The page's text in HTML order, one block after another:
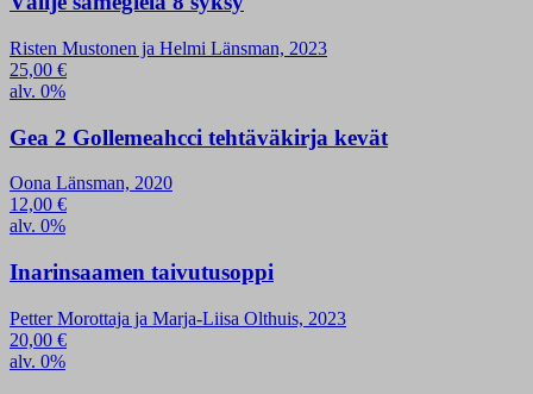
Risten Mustonen ja Helmi Länsman, 2023
25,00 €
alv. 0%
Gea 2 Gollemeahcci tehtäväkirja kevät
Oona Länsman, 2020
12,00 €
alv. 0%
Inarinsaamen taivutusoppi
Petter Morottaja ja Marja-Liisa Olthuis, 2023
20,00 €
alv. 0%